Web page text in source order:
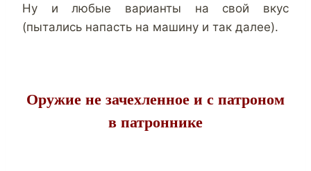
Ну и любые варианты на свой вкус
(пытались напасть на машину и так далее).
Оружие не зачехленное и с патроном
в патроннике